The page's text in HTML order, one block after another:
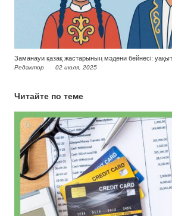
Заманауи қазақ жастарының мәдени бейнесі:
Редактор 02 июля, 2025
Читайте по теме